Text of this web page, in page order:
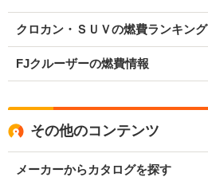
クロカン・ＳＵＶの燃費ランキング
FJクルーザーの燃費情報
その他のコンテンツ
メーカーからカタログを探す